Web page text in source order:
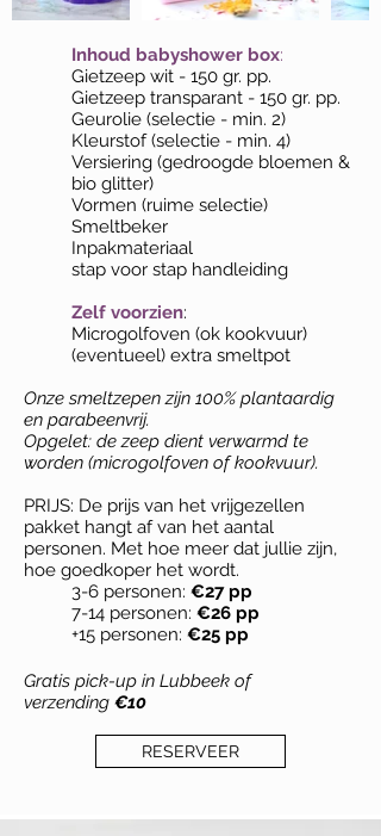
Inhoud babyshower box:
Gietzeep wit - 150 gr. pp.
Gietzeep transparant - 150 gr. pp.
Geurolie (selectie - min. 2)
Kleurstof (selectie - min. 4)
Versiering (gedroogde bloemen &
bio glitter)
Vormen (ruime selectie)
Smeltbeker
Inpakmateriaal
stap voor stap handleiding
Zelf voorzien:
Microgolfoven (ok kookvuur)
(eventueel) extra smeltpot
Onze smeltzepen zijn 100% plantaardig
en parabeenvrij.
Opgelet: de zeep dient verwarmd te
worden (microgolfoven of kookvuur).
PRIJS: De prijs van het vrijgezellen
pakket hangt af van het aantal
personen. Met hoe meer dat jullie zijn,
hoe goedkoper het wordt.
3-6 personen: €27 pp
7-14 personen: €26 pp
+15 personen: €25 pp
Gratis pick-up in Lubbeek of
verzending €10
RESERVEER